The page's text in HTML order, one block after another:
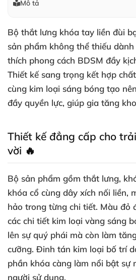
Mô tả
Bộ thắt lưng khóa tay liền đùi
sản phẩm không thể thiếu
thích phong cách BDSM đầy
Thiết kế sang trọng kết hợp
cùng kim loại sáng bóng tạo
đầy quyền lực, giúp gia tăng
Thiết kế đẳng cấp cho
vời 🔥
Bộ sản phẩm gồm thắt lưng,
khóa cổ cùng dây xích nối liền,
hảo trong từng chi tiết. Màu đỏ
các chi tiết kim loại vàng sáng
lên sự quý phái mà còn làm
cưỡng. Đinh tán kim loại bố trí
phần khóa càng làm nổi bật sự
người sử dụng.